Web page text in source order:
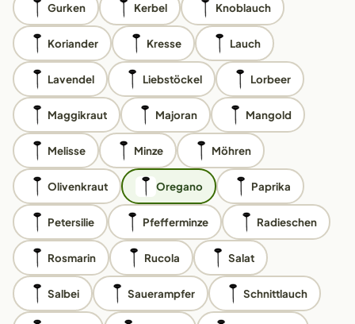
Gurken Kerbel Knoblauch
Koriander Kresse Lauch
Lavendel Liebstöckel Lorbeer
Maggikraut Majoran Mangold
Melisse Minze Möhren
Olivenkraut Oregano Paprika
Petersilie Pfefferminze Radieschen
Rosmarin Rucola Salat
Salbei Sauerampfer Schnittlauch